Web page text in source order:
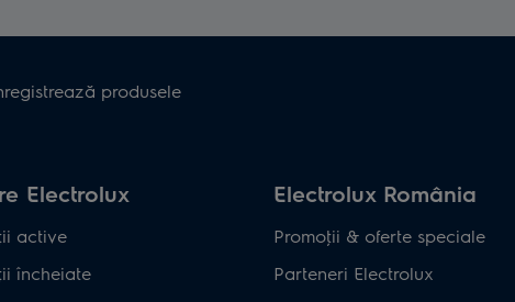
produsele
Electrolux
active
încheiate
Electrolux România
Promoţii & oferte speciale
Parteneri Electrolux